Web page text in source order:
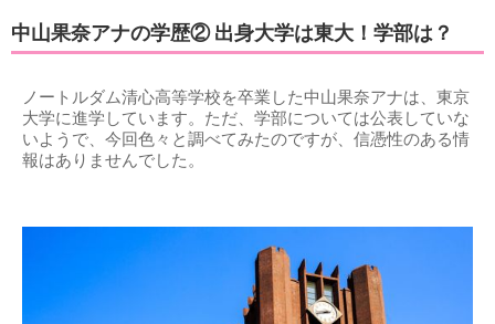
中山果奈アナの学歴② 出身大学は東大！学部は？
ノートルダム清心高等学校を卒業した中山果奈アナは、東京
大学に進学しています。ただ、学部については公表していな
いようで、今回色々と調べてみたのですが、信憑性のある情
報はありませんでした。